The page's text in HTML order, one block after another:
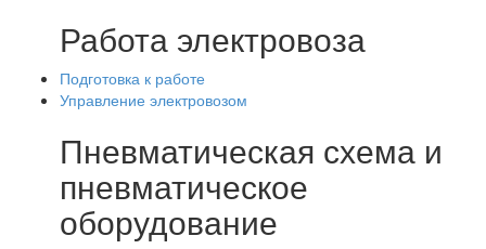
Работа электровоза
Подготовка к работе
Управление электровозом
Пневматическая схема и
пневматическое
оборудование